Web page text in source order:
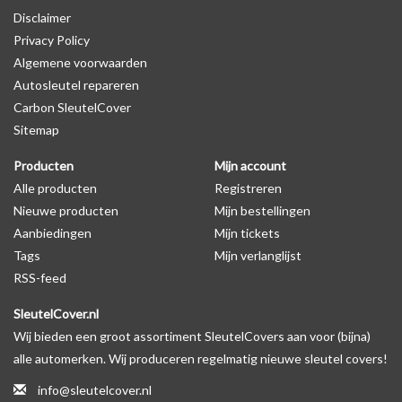
kijken of er een logo zichtbaar is.
Levering
Voor 16:00 besteld = Dezelfde dag verzonden
Verzending naar België: 1/3 werkdagen
Merk: SleutelCover
Geschikt voor: Mini
Gewicht: 20g
Materiaal: Siliconen
Geschikt voor o.a. de volgende modellen:
* Afhankelijk van het bouwjaar
* Controleer
altijd alsnog eerst uw model sleutel met het
Disclaimer
Privacy Policy
Algemene voorwaarden
Autosleutel repareren
Carbon SleutelCover
Sitemap
Producten
Alle producten
Nieuwe producten
Aanbiedingen
Tags
RSS-feed
Mijn account
Registreren
Mijn bestellingen
Mijn tickets
Mijn verlanglijst
SleutelCover.nl
Wij bieden een groot assortiment SleutelCovers aan voor (bijna)
alle automerken. Wij produceren regelmatig nieuwe sleutel covers!
info@sleutelcover.nl